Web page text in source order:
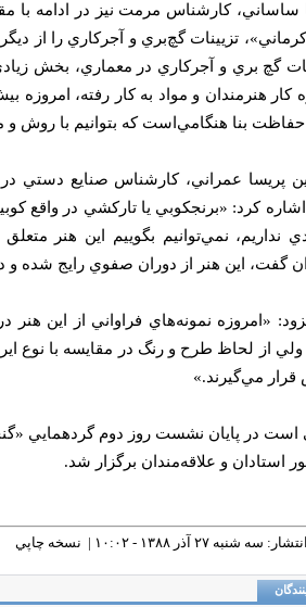
ساساني، كارشناس مرمت نيز در ادامه
كرماني»،‌ تزيينات گچ‌بري و آجركاري را از
گچ بري و آجركاري در معماري، بخش
كار هنرمندان و مواد به كار رفته،
بنا هنگامي‌است كه بتوانيم با روش و
پريسا عمراني، كارشناس صنايع دستي
اشاره كرد: «برنجكوبي يا تاركشي در واقع
نداريم، نمي‌توانيم بگوييم اين هنر
گفت، اين هنر از دوران صفوي رايج شده و
«امروزه نمونه‌هاي فراواني از اين هنر
از لحاظ طرح و رنگ در مقايسه با نوع
مي‌گيرند.»
است در پايان نشست روز دوم گردهمايي
استادان و علاقه‌مندان برگزار شد.
سه شنبه ٢٧ آذر ١٣٨٨ - ١٠:٠٢ | نسخه چاپي